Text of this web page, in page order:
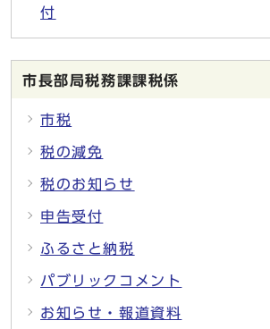
付
市長部局税務課課税係
市税
税の減免
税のお知らせ
申告受付
ふるさと納税
パブリックコメント
お知らせ・報道資料